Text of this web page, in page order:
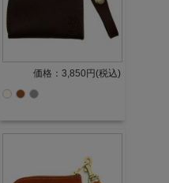
価格：3,850円(税込)